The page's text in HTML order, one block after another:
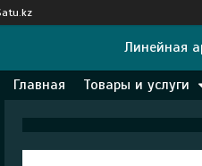
Линейная
Главная Товары и услуги